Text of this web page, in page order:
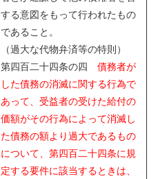
する意図をもって行われたもの
であること。
（過大な代物弁済等の特則）
第四百二十四条の四 債務者が
した債務の消滅に関する行為で
あって、受益者の受けた給付の
価額がその行為によって消滅し
た債務の額より過大であるもの
について、第四百二十四条に規
定する要件に該当するときは、